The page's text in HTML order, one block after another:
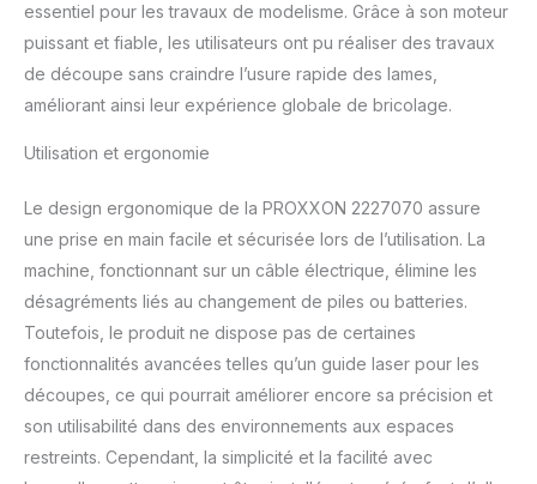
essentiel pour les travaux de modelisme. Grâce à son moteur
puissant et fiable, les utilisateurs ont pu réaliser des travaux
de découpe sans craindre l’usure rapide des lames,
améliorant ainsi leur expérience globale de bricolage.
Utilisation et ergonomie
Le design ergonomique de la PROXXON 2227070 assure
une prise en main facile et sécurisée lors de l’utilisation. La
machine, fonctionnant sur un câble électrique, élimine les
désagréments liés au changement de piles ou batteries.
Toutefois, le produit ne dispose pas de certaines
fonctionnalités avancées telles qu’un guide laser pour les
découpes, ce qui pourrait améliorer encore sa précision et
son utilisabilité dans des environnements aux espaces
restreints. Cependant, la simplicité et la facilité avec